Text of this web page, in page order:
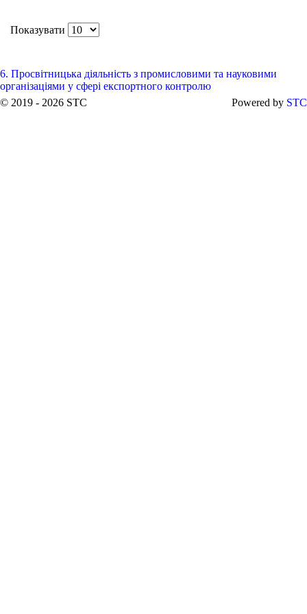
Показувати
6. Просвітницька діяльність з промисловими та науковими
організаціями у сфері експортного контролю
© 2019 - 2026 STC
Powered by STC